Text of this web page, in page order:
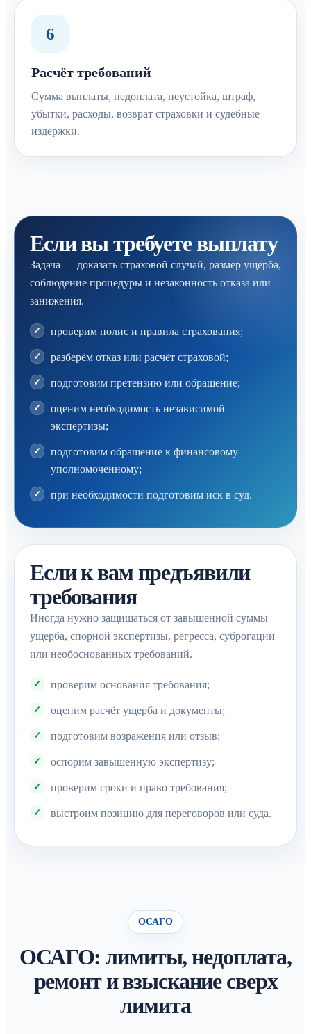
6
Расчёт требований
Сумма выплаты, недоплата, неустойка, штраф,
убытки, расходы, возврат страховки и судебные
издержки.
Если вы требуете выплату
Задача — доказать страховой случай, размер ущерба,
соблюдение процедуры и незаконность отказа или
занижения.
проверим полис и правила страхования;
разберём отказ или расчёт страховой;
подготовим претензию или обращение;
оценим необходимость независимой
экспертизы;
подготовим обращение к финансовому
уполномоченному;
при необходимости подготовим иск в суд.
Если к вам предъявили
требования
Иногда нужно защищаться от завышенной суммы
ущерба, спорной экспертизы, регресса, суброгации
или необоснованных требований.
проверим основания требования;
оценим расчёт ущерба и документы;
подготовим возражения или отзыв;
оспорим завышенную экспертизу;
проверим сроки и право требования;
выстроим позицию для переговоров или суда.
ОСАГО
ОСАГО: лимиты, недоплата,
ремонт и взыскание сверх
лимита